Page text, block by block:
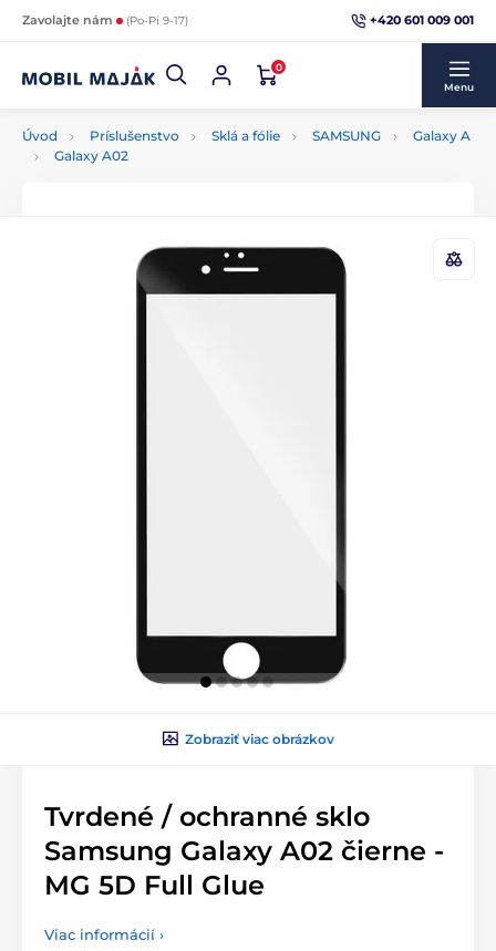
Zavolajte nám (Po-Pi 9-17) +420 601 009 001
0
Menu
Úvod Príslušenstvo Sklá a fólie SAMSUNG
Galaxy A
Galaxy A02
Zobraziť viac obrázkov
Tvrdené / ochranné sklo
Samsung Galaxy A02 čierne -
MG 5D Full Glue
Viac informácií ›